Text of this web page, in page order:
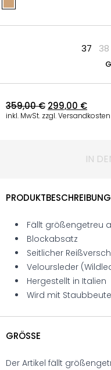
37 38
359,00€ 299,00 €
inkl. MwSt. zzgl. Versandkosten
IN
PRODUKTBESCHREIBUNG
Fällt größengetreu
Blockabsatz
Seitlicher
Veloursleder
Hergestellt in Italien
Wird mit
GRÖSSE
Der Artikel fällt